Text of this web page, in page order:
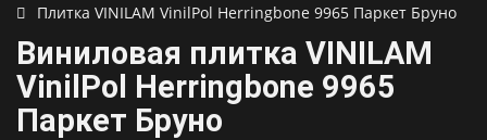
Плитка VINILAM VinilPol Herringbone 9965 Паркет Бруно
Виниловая плитка VINILAM
VinilPol Herringbone 9965
Паркет Бруно